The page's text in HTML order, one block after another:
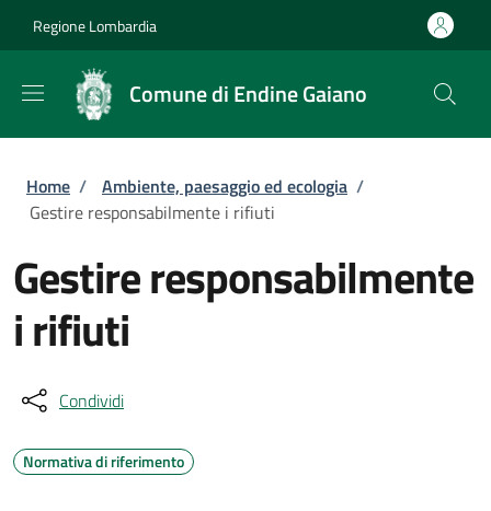
Regione Lombardia
Comune di Endine Gaiano
Briciole di pane
Home / Ambiente, paesaggio ed ecologia /
Gestire responsabilmente i rifiuti
Gestire responsabilmente
i rifiuti
Condividi
Normativa di riferimento